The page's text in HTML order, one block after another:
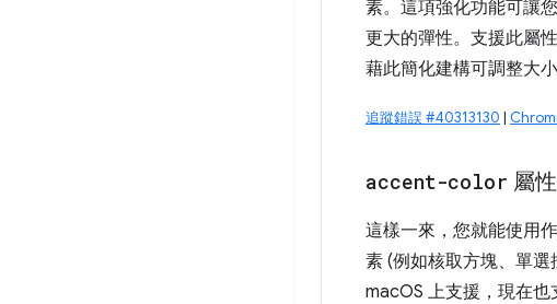
素。這項強化功能可讓
更大的彈性。支援此屬
藉此簡化建構可調整大
追蹤錯誤 #40313130 |
accent-color 屬
這樣一來，您就能使用
素 (例如核取方塊、單
macOS 上支援，現在也